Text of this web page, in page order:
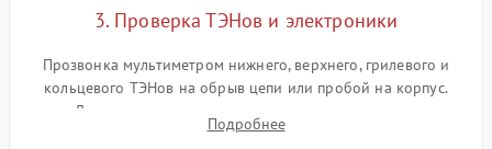
3. Проверка ТЭНов и электроники
Прозвонка мультиметром нижнего, верхнего, грилевого и
кольцевого ТЭНов на обрыв цепи или пробой на корпус.
Диагностика термостата, датчиков температуры,
переключателя режимов и мотора конвекции.
Подробнее